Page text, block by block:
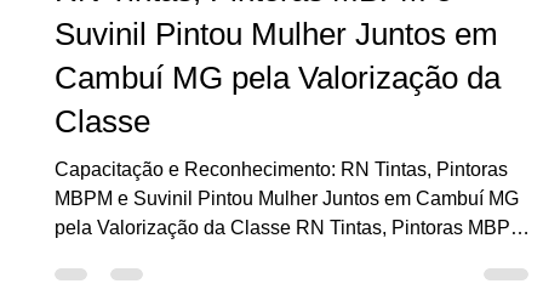
3 de dez. de 2025
5 min de leitura
Eventos
RN Tintas, Pintoras MBPM e
Suvinil Pintou Mulher Juntos em
Cambuí MG pela Valorização da
Classe